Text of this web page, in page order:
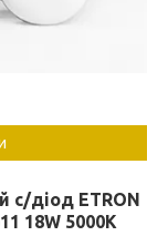
с/діод ETRON
18W 5000K